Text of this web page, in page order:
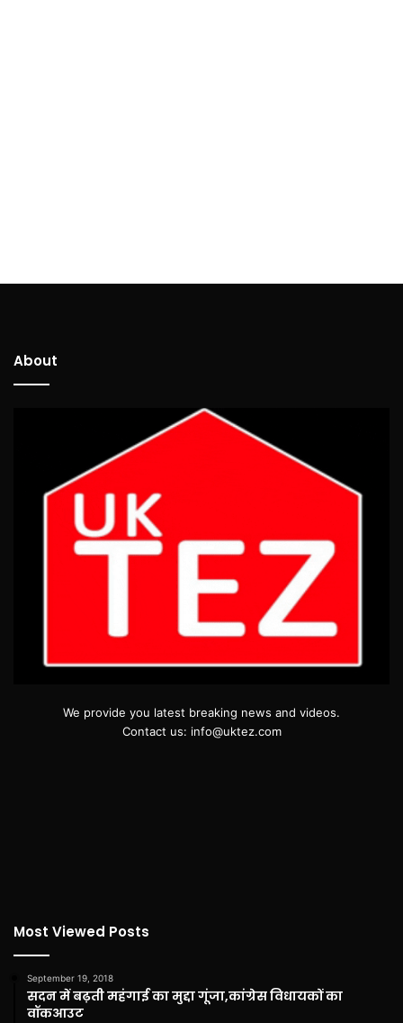
About
We provide you latest breaking news and videos.
Contact us: info@uktez.com
Most Viewed Posts
September 19, 2018
सदन में बढ़ती महंगाई का मुद्दा गूंजा,कांग्रेस विधायकों का
वॉकआउट